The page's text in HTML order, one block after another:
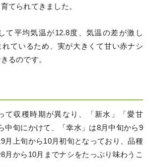
てられてきました。
て平均気温が12.8度、気温の差が激し
れているため、実が大きくて甘い赤ナシ
るのです。
て収穫時期が異なり、「新水」「愛甘
中旬にかけて、「幸水」は8月中旬から9
月上旬から10月初旬となっており、品種
月から10月までナシをたっぷり味わうこ